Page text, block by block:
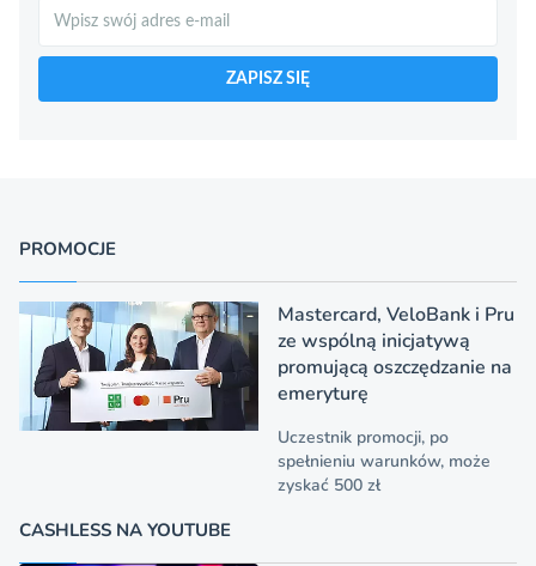
ZAPISZ SIĘ
PROMOCJE
Mastercard, VeloBank i Pru
ze wspólną inicjatywą
promującą oszczędzanie na
emeryturę
Uczestnik promocji, po
spełnieniu warunków, może
zyskać 500 zł
CASHLESS NA YOUTUBE